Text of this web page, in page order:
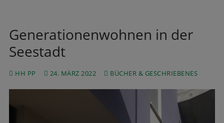
Generationenwohnen in der
Seestadt
HH PP 24. MÄRZ 2022 BÜCHER & GESCHRIEBENES